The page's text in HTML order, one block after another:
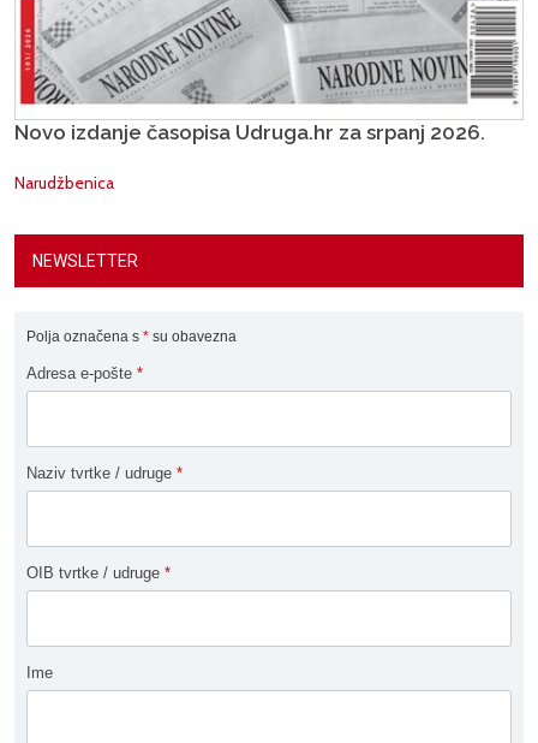
Novo izdanje časopisa Udruga.hr za srpanj 2026.
Narudžbenica
NEWSLETTER
Polja označena s * su obavezna
Adresa e-pošte *
Naziv tvrtke / udruge *
OIB tvrtke / udruge *
Ime